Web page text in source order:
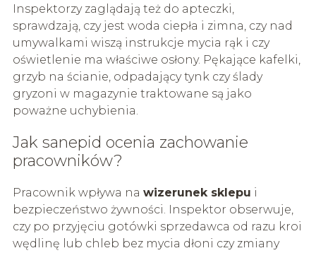
Inspektorzy zaglądają też do apteczki,
sprawdzają, czy jest woda ciepła i zimna, czy nad
umywalkami wiszą instrukcje mycia rąk i czy
oświetlenie ma właściwe osłony. Pękające kafelki,
grzyb na ścianie, odpadający tynk czy ślady
gryzoni w magazynie traktowane są jako
poważne uchybienia.
Jak sanepid ocenia zachowanie
pracowników?
Pracownik wpływa na wizerunek sklepu i
bezpieczeństwo żywności. Inspektor obserwuje,
czy po przyjęciu gotówki sprzedawca od razu kroi
wędlinę lub chleb bez mycia dłoni czy zmiany